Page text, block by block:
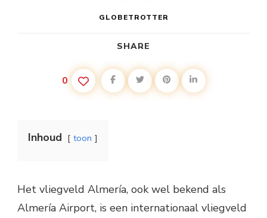
GLOBETROTTER
SHARE
0
Inhoud toon
Het vliegveld Almería, ook wel bekend als
Almería Airport, is een internationaal vliegveld